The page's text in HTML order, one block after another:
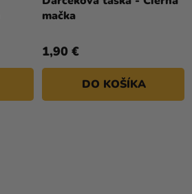
mačka
1,90 €
DO KOŠÍKA